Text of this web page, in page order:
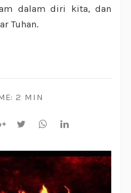
dalam diri kita, dan
Tuhan.
2 MIN